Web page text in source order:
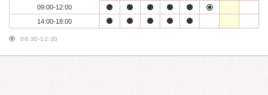
09:00-12:00
14:00-18:00
08:30-12:30